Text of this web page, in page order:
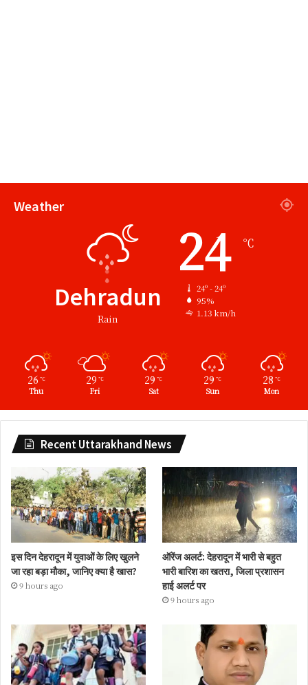
Weather
Dehradun
Rain
24 ℃
24º - 24º
95%
1.13 km/h
26 ℃
Thu
29 ℃
Fri
29 ℃
Sat
29 ℃
Sun
28 ℃
Mon
Recent Uttarakhand News
इस दिन देहरादून में युवाओं के लिए खुलने
जा रहा बड़ा मौका, जानिए क्या है खास?
9 hours ago
ऑरेंज अलर्ट: देहरादून में भारी से बहुत
भारी बारिश का खतरा, जिला प्रशासन
हाई अलर्ट पर
9 hours ago